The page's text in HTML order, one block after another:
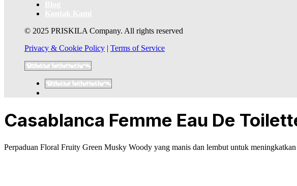
© 2025 PRISKILA Company. All rights reserved
Privacy & Cookie Policy | Terms of Service
Casablanca Femme Eau De
Perpaduan Floral Fruity Green Musky Woody yang manis dan lembut untuk